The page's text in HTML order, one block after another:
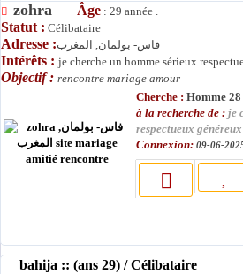
zohra Âge : 29 année .
Statut : Célibataire
Adresse :فاس- بولمان, المغرب
Intérêts : je cherche un homme sérieux
Objectif : rencontre mariage amour
Cherche : Homme 28
à la recherche de : je
respectueux généreux
Connexion: 09-06-
bahija :: (ans 29) / Célibataire